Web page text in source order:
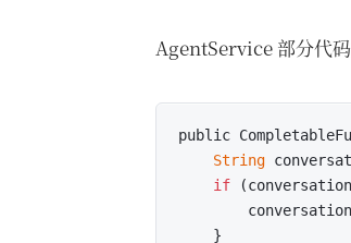
AgentService 部分代码
public
String
if
    }